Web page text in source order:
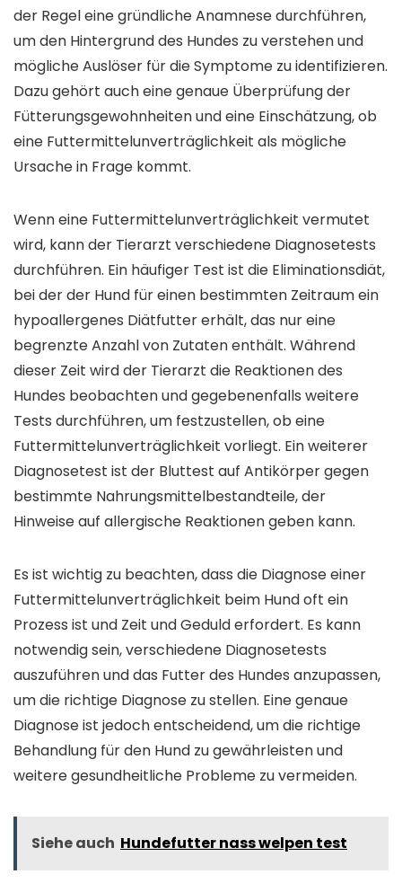
der Regel eine gründliche Anamnese durchführen,
um den Hintergrund des Hundes zu verstehen und
mögliche Auslöser für die Symptome zu identifizieren.
Dazu gehört auch eine genaue Überprüfung der
Fütterungsgewohnheiten und eine Einschätzung, ob
eine Futtermittelunverträglichkeit als mögliche
Ursache in Frage kommt.
Wenn eine Futtermittelunverträglichkeit vermutet
wird, kann der Tierarzt verschiedene Diagnosetests
durchführen. Ein häufiger Test ist die Eliminationsdiät,
bei der der Hund für einen bestimmten Zeitraum ein
hypoallergenes Diätfutter erhält, das nur eine
begrenzte Anzahl von Zutaten enthält. Während
dieser Zeit wird der Tierarzt die Reaktionen des
Hundes beobachten und gegebenenfalls weitere
Tests durchführen, um festzustellen, ob eine
Futtermittelunverträglichkeit vorliegt. Ein weiterer
Diagnosetest ist der Bluttest auf Antikörper gegen
bestimmte Nahrungsmittelbestandteile, der
Hinweise auf allergische Reaktionen geben kann.
Es ist wichtig zu beachten, dass die Diagnose einer
Futtermittelunverträglichkeit beim Hund oft ein
Prozess ist und Zeit und Geduld erfordert. Es kann
notwendig sein, verschiedene Diagnosetests
auszuführen und das Futter des Hundes anzupassen,
um die richtige Diagnose zu stellen. Eine genaue
Diagnose ist jedoch entscheidend, um die richtige
Behandlung für den Hund zu gewährleisten und
weitere gesundheitliche Probleme zu vermeiden.
Siehe auch Hundefutter nass welpen test